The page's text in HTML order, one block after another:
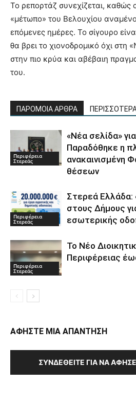
Το ρεπορτάζ συνεχίζεται, καθώς
«μέτωπο» του Βελουχίου
επόμενες ημέρες. Το σίγουρο
θα βρει το χιονοδρομικό όχι στη
στην πιο κρύα και αβέβαιη
του.
ΠΑΡΟΜΟΙΑ ΑΡΘΡΑ
Περιφέρεια
Στερεάς
«Νέα σελίδα»
Παραδόθηκε η
ανακαινισμένη
θέσεων
Περιφέρεια
Στερεάς
Στερεά Ελλάδα:
στους Δήμους
εσωτερικής
Περιφέρεια
Στερεάς
Το Νέο
Περιφέρειας
ΑΦΗΣΤΕ ΜΙΑ ΑΠΑΝΤΗΣΗ
ΣΥΝΔΕΘΕΊΤΕ ΓΙΑ ΝΑ